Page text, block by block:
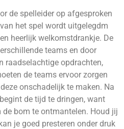
de spelleider op afgesproken
het spel wordt uitgelegdm
heerlijk welkomstdrankje. De
teams en door
raadselachtige opdrachten,
de teams ervoor zorgen
onschadelijk te maken. Na
de tijd te dringen, want
bom te ontmantelen. Houd jij
je goed presteren onder druk